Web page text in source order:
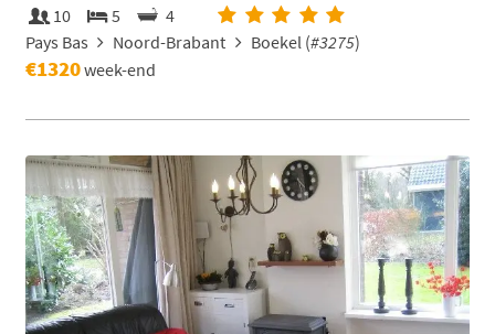
10 5
4
Pays Bas
Noord-Brabant Boekel (#3275)
€1320week-end